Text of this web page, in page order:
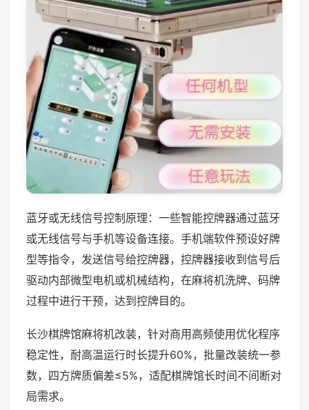
蓝牙或无线信号控制原理：一些智能控牌器通过蓝牙
或无线信号与手机等设备连接。手机端软件预设好牌
型等指令，发送信号给控牌器，控牌器接收到信号后
驱动内部微型电机或机械结构，在麻将机洗牌、码牌
过程中进行干预，达到控牌目的。
长沙棋牌馆麻将机改装，针对商用高频使用优化程序
稳定性，耐高温运行时长提升60%，批量改装统一参
数，四方牌质偏差≤5%，适配棋牌馆长时间不间断对
局需求。